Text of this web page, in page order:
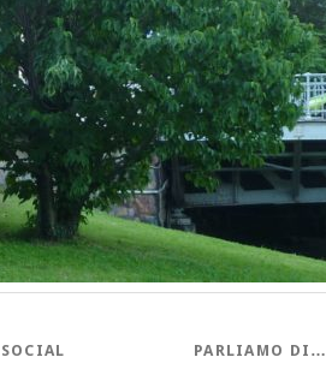
SOCIAL PARLIAMO DI…